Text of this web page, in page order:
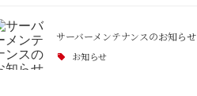
サーバーメンテナンスのお知らせ
お知らせ